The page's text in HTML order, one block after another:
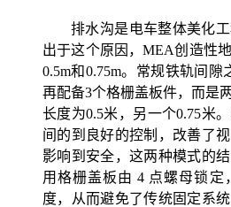
排水沟是电车整体美化
出于这个原因，MEA创造性
0.5m和0.75m。常规铁轨间隙
再配备3个格栅盖板件，而是
长度为0.5米，另一个0.75米
间的到良好的控制，改善了
影响到安全，这两种模式的
用格栅盖板由 4 点螺母锁定
度，从而避免了传统固定系